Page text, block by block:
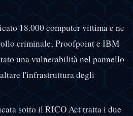
18.000 computer vittima e ne
criminale; Proofpoint e IBM
una vulnerabilità nel pannello
l'infrastruttura degli
sotto il RICO Act tratta i due